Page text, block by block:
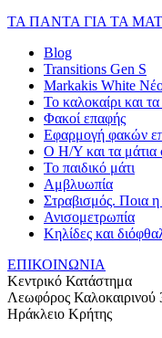
ΤΑ ΠΑΝΤΑ ΓΙΑ ΤΑ
Blog
Transitions Gen S
Markakis White
Το καλοκαίρι και
Φακοί επαφής
Εφαρμογή φακών
Ο Η/Υ και τα μάτια
Το παιδικό μάτι
Αμβλυωπία
Στραβισμός. Ποια η
Ανισομετρωπία
Κηλίδες και
ΕΠΙΚΟΙΝΩΝΙΑ
Κεντρικό Κατάστημα
Λεωφόρος Καλοκαιρινού
Ηράκλειο Κρήτης